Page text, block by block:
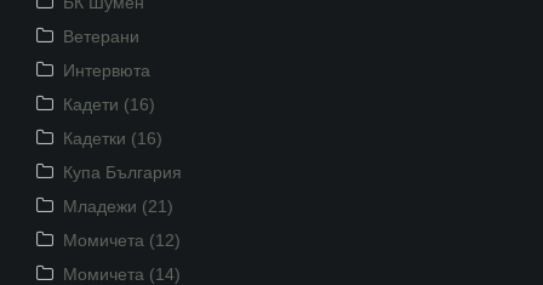
Ветерани
Интервюта
Кадети (16)
Кадетки (16)
Купа България
Младежи (21)
Момичета (12)
Момичета (14)